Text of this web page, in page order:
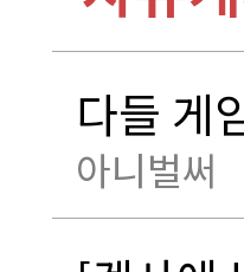
다들 게
아니벌써